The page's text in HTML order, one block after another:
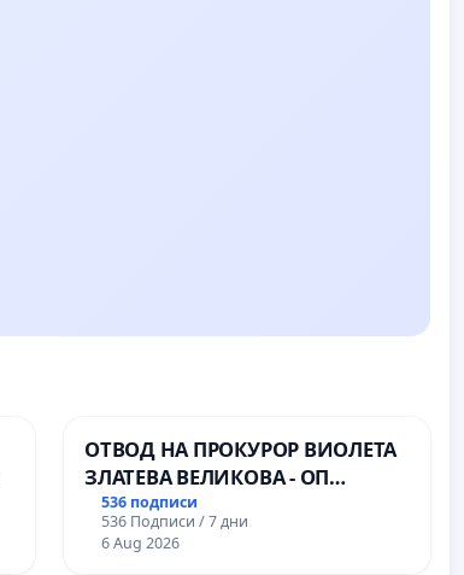
ОТВОД НА ПРОКУРОР ВИОЛЕТА
ЗЛАТЕВА ВЕЛИКОВА - ОП
ДОБРИЧ
536 подписи
536 Подписи / 7 дни
6 Aug 2026